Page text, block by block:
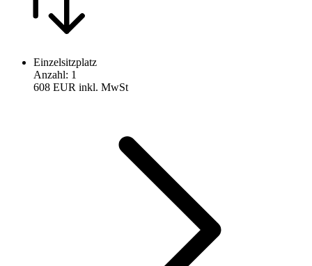
Einzelsitzplatz
Anzahl: 1
608 EUR inkl. MwSt